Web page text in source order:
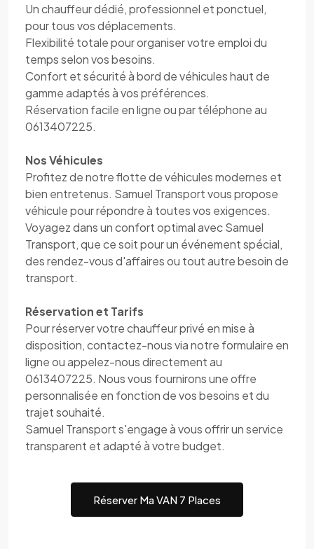
Un chauffeur dédié, professionnel et ponctuel,
pour tous vos déplacements.
Flexibilité totale pour organiser votre emploi du
temps selon vos besoins.
Confort et sécurité à bord de véhicules haut de
gamme adaptés à vos préférences.
Réservation facile en ligne ou par téléphone au
0613407225.
Nos Véhicules
Profitez de notre flotte de véhicules modernes et
bien entretenus. Samuel Transport vous propose
véhicule pour répondre à toutes vos exigences.
Voyagez dans un confort optimal avec Samuel
Transport, que ce soit pour un événement spécial,
des rendez-vous d'affaires ou tout autre besoin de
transport.
Réservation et Tarifs
Pour réserver votre chauffeur privé en mise à
disposition, contactez-nous via notre formulaire en
ligne ou appelez-nous directement au
0613407225. Nous vous fournirons une offre
personnalisée en fonction de vos besoins et du
trajet souhaité.
Samuel Transport s'engage à vous offrir un service
transparent et adapté à votre budget.
Réserver Ma VAN 7 Places